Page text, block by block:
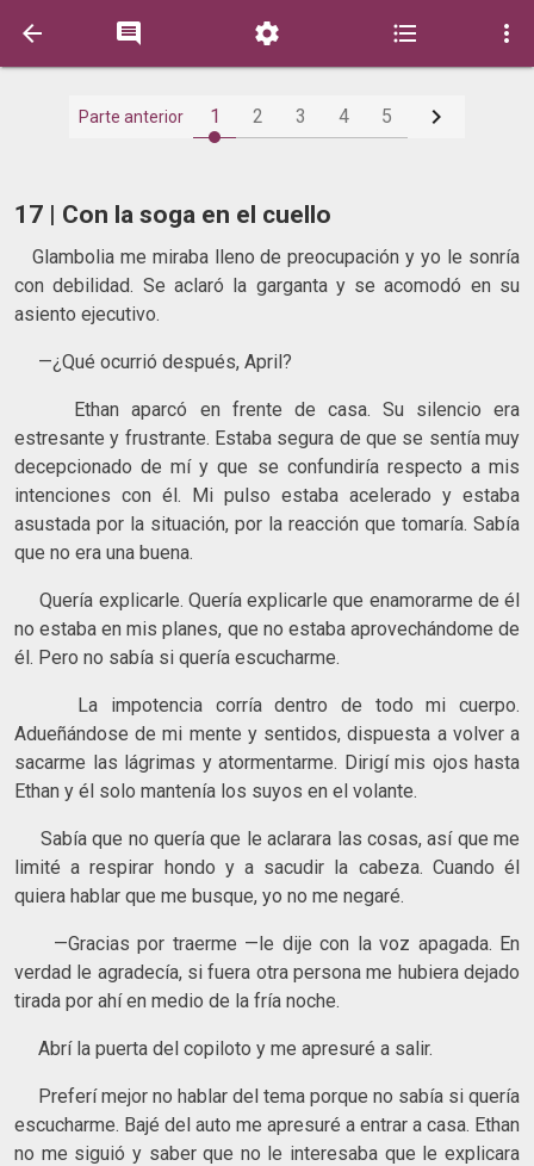
    
Parte anterior 1 2 3 4 5 
17 | Con la soga en el cuello
Glambolia me miraba lleno de preocupación y yo le sonría
con debilidad. Se aclaró la garganta y se acomodó en su
asiento ejecutivo.
—¿Qué ocurrió después, April?
Ethan aparcó en frente de casa. Su silencio era
estresante y frustrante. Estaba segura de que se sentía muy
decepcionado de mí y que se confundiría respecto a mis
intenciones con él. Mi pulso estaba acelerado y estaba
asustada por la situación, por la reacción que tomaría. Sabía
que no era una buena.
Quería explicarle. Quería explicarle que enamorarme de él
no estaba en mis planes, que no estaba aprovechándome de
él. Pero no sabía si quería escucharme.
La impotencia corría dentro de todo mi cuerpo.
Adueñándose de mi mente y sentidos, dispuesta a volver a
sacarme las lágrimas y atormentarme. Dirigí mis ojos hasta
Ethan y él solo mantenía los suyos en el volante.
Sabía que no quería que le aclarara las cosas, así que me
limité a respirar hondo y a sacudir la cabeza. Cuando él
quiera hablar que me busque, yo no me negaré.
—Gracias por traerme —le dije con la voz apagada. En
verdad le agradecía, si fuera otra persona me hubiera dejado
tirada por ahí en medio de la fría noche.
Abrí la puerta del copiloto y me apresuré a salir.
Preferí mejor no hablar del tema porque no sabía si quería
escucharme. Bajé del auto me apresuré a entrar a casa. Ethan
no me siguió y saber que no le interesaba que le explicara